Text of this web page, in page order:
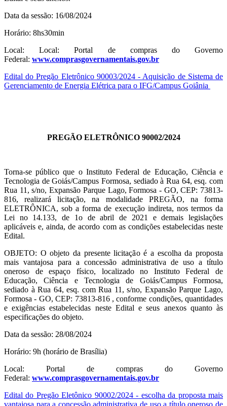
Data da sessão: 16/08/2024
Horário: 8hs30min
Local: Local: Portal de compras do Governo
Federal: www.comprasgovernamentais.gov.br
Edital do Pregão Eletrônico 90003/2024 - Aquisição de Sistema de
Gerenciamento de Energia Elétrica para o IFG/Campus Goiânia
PREGÃO ELETRÔNICO 90002/2024
Torna-se público que o Instituto Federal de Educação, Ciência e
Tecnologia de Goiás/Campus Formosa, sediado à Rua 64, esq. com
Rua 11, s/no, Expansão Parque Lago, Formosa - GO, CEP: 73813-
816, realizará licitação, na modalidade PREGÃO, na forma
ELETRÔNICA, sob a forma de execução indireta, nos termos da
Lei no 14.133, de 1o de abril de 2021 e demais legislações
aplicáveis e, ainda, de acordo com as condições estabelecidas neste
Edital.
OBJETO: O objeto da presente licitação é a escolha da proposta
mais vantajosa para a concessão administrativa de uso a título
oneroso de espaço físico, localizado no Instituto Federal de
Educação, Ciência e Tecnologia de Goiás/Campus Formosa,
sediado à Rua 64, esq. com Rua 11, s/no, Expansão Parque Lago,
Formosa - GO, CEP: 73813-816 , conforme condições, quantidades
e exigências estabelecidas neste Edital e seus anexos quanto às
especificações do objeto.
Data da sessão: 28/08/2024
Horário: 9h (horário de Brasília)
Local: Portal de compras do Governo
Federal: www.comprasgovernamentais.gov.br
Edital do Pregão Eletônico 90002/2024 - escolha da proposta mais
vantajosa para a concessão administrativa de uso a título oneroso de